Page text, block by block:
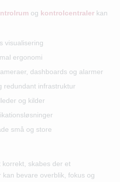
og kontrolcentraler kan
visualisering
ergonomi
dashboards og alarmer
redundant infrastruktur
og kilder
små og store
korrekt, skabes der et
bevare overblik, fokus og